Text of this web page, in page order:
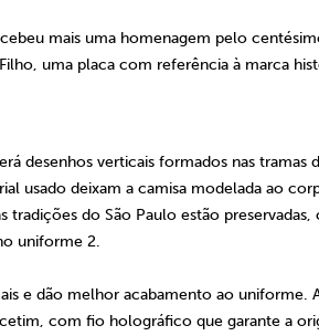
mais uma homenagem pelo
uma placa com referência à marca
desenhos verticais formados nas
usado deixam a camisa modelada ao
tradições do São Paulo estão
uniforme 2.
e dão melhor acabamento ao uniforme.
com fio holográfico que garante a